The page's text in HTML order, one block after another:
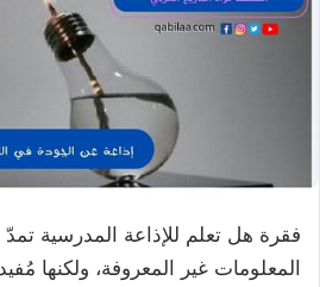
فقرة هل تعلم للإذاعة المدرسية
المعلومات غير المعروفة، ولكنها